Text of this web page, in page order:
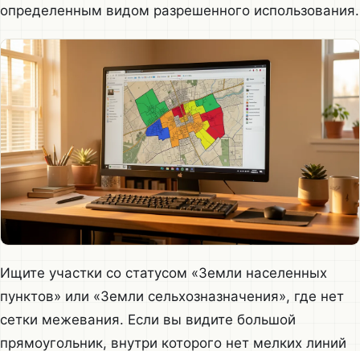
определенным видом разрешенного использования.
Ищите участки со статусом «Земли населенных
пунктов» или «Земли сельхозназначения», где нет
сетки межевания. Если вы видите большой
прямоугольник, внутри которого нет мелких линий